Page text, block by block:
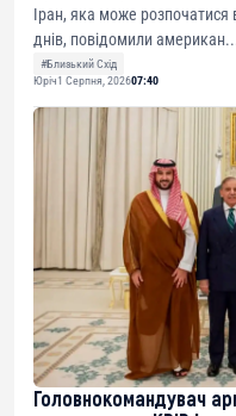
Іран, яка може розпочатися
днів, повідомили
#Близький Схід
Юріч1 Серпня, 202607:40
Головнокомандувач